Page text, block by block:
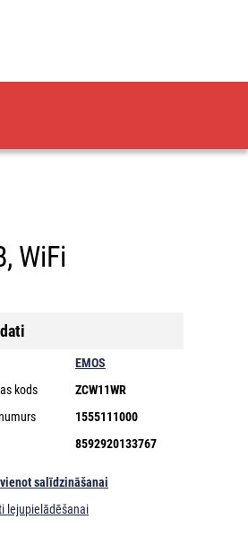
WiFi
EMOS
kods
ZCW11WR
1555111000
8592920133767
salīdzināšanai
lejupielādēšanai